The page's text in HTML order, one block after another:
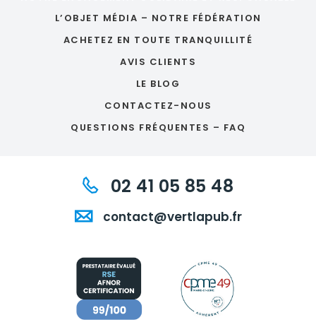
L’OBJET MÉDIA – NOTRE FÉDÉRATION
ACHETEZ EN TOUTE TRANQUILLITÉ
AVIS CLIENTS
LE BLOG
CONTACTEZ-NOUS
QUESTIONS FRÉQUENTES – FAQ
02 41 05 85 48
contact@vertlapub.fr